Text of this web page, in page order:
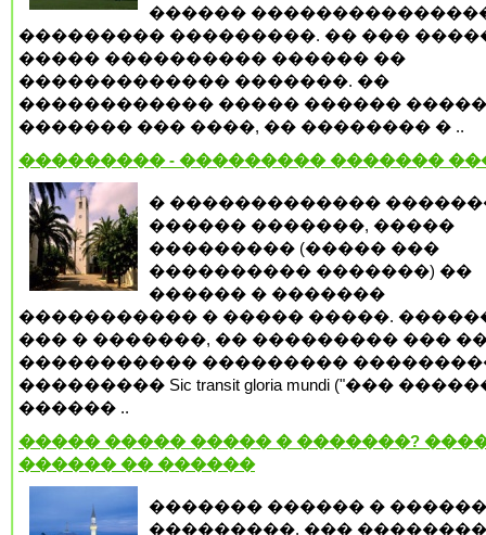
������
��������� ���������. �� ���
����� ���������� ������ ��
������������� �������. ��
������������ ����� ������
������� ��� ����, �� �������� � ..
��������� - ��������� �������
� �������������
������ �������, �����
��������� (����� ���
���������� �������) ��
������ � �������
����������� � ����� �����.
��� � �������, �� ��������� ���
����������� ���������
��������� Sic transit gloria mundi ("���
������ ..
����� ����� ����� � �������?
������ �� ������
������� ������ � ������
���������, ���